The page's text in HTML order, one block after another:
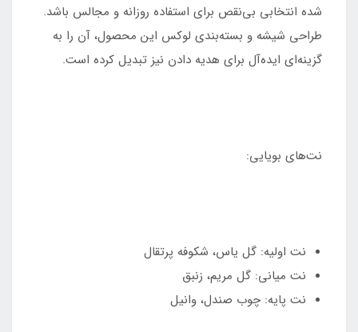
شده انتخابی بی‌نقص برای استفاده روزانه و مجالس باشد.
طراحی شیشه و بسته‌بندی لوکس این محصول، آن را به
گزینه‌ای ایده‌آل برای هدیه دادن نیز تبدیل کرده است.
نت‌های بویایی:
نت اولیه: گل یاس، شکوفه پرتقال
نت میانی: گل مریم، زنبق
نت پایه: چوب صندل، وانیل